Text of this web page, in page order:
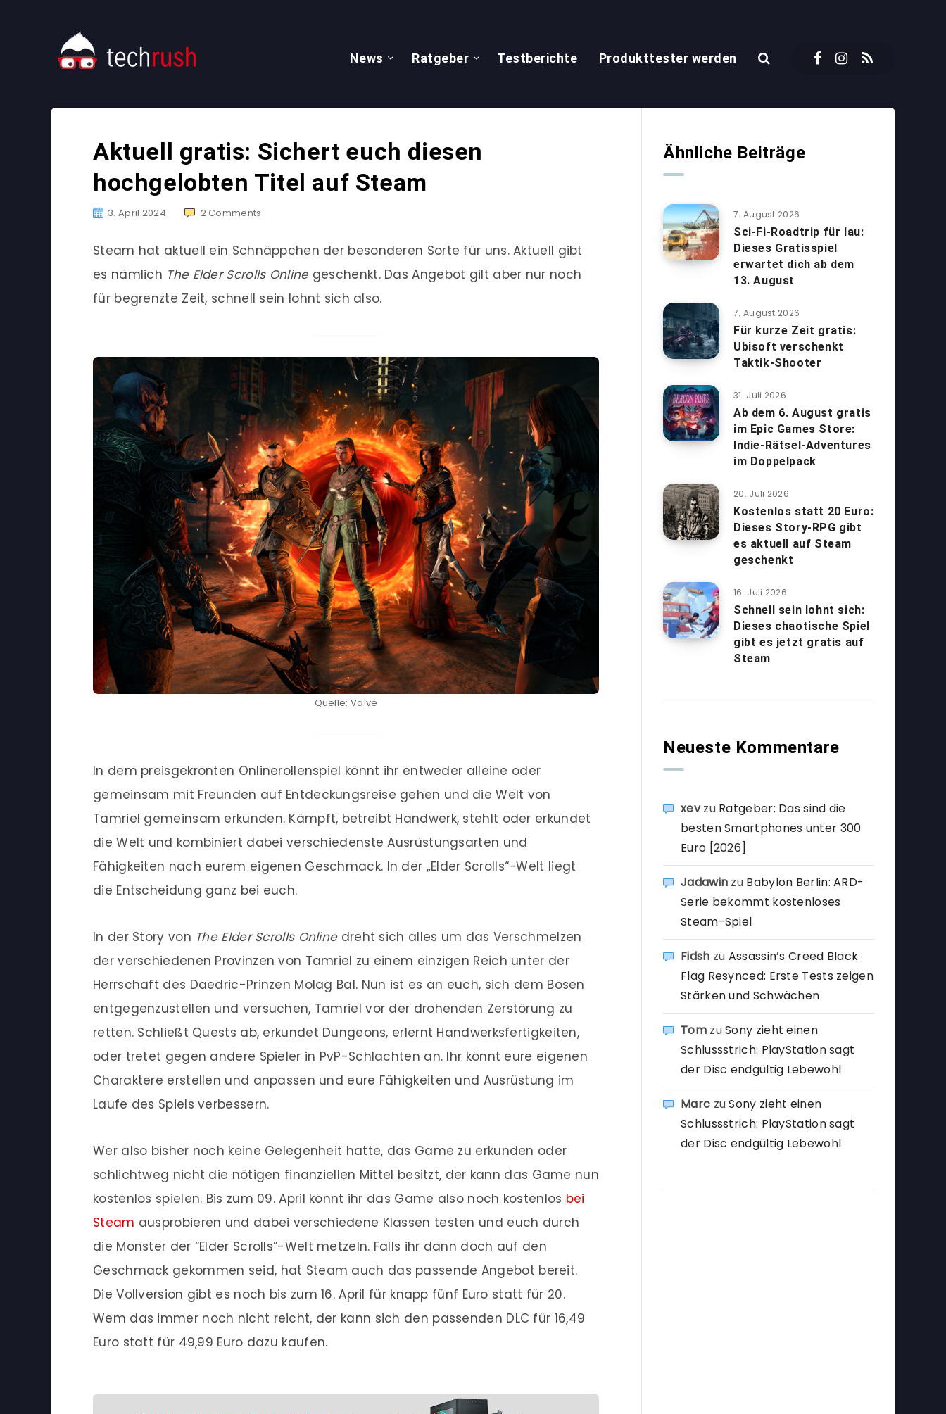
News Ratgeber Testberichte Produkttester werden
Aktuell gratis: Sichert euch diesen
hochgelobten Titel auf Steam
3. April 2024 2 Comments
Steam hat aktuell ein Schnäppchen der besonderen Sorte für uns. Aktuell gibt
es nämlich The Elder Scrolls Onlinegeschenkt. Das Angebot gilt aber nur noch
für begrenzte Zeit, schnell sein lohnt sich also.
Quelle: Valve
In dem preisgekrönten Onlinerollenspiel könnt ihr entweder alleine oder
gemeinsam mit Freunden auf Entdeckungsreise gehen und die Welt von
Tamriel gemeinsam erkunden. Kämpft, betreibt Handwerk, stehlt oder erkundet
die Welt und kombiniert dabei verschiedenste Ausrüstungsarten und
Fähigkeiten nach eurem eigenen Geschmack. In der „Elder Scrolls“-Welt liegt
die Entscheidung ganz bei euch.
In der Story von The Elder Scrolls Onlinedreht sich alles um das Verschmelzen
der verschiedenen Provinzen von Tamriel zu einem einzigen Reich unter der
Herrschaft des Daedric-Prinzen Molag Bal. Nun ist es an euch, sich dem Bösen
entgegenzustellen und versuchen, Tamriel vor der drohenden Zerstörung zu
retten. Schließt Quests ab, erkundet Dungeons, erlernt Handwerksfertigkeiten,
oder tretet gegen andere Spieler in PvP-Schlachten an. Ihr könnt eure eigenen
Charaktere erstellen und anpassen und eure Fähigkeiten und Ausrüstung im
Laufe des Spiels verbessern.
Wer also bisher noch keine Gelegenheit hatte, das Game zu erkunden oder
schlichtweg nicht die nötigen finanziellen Mittel besitzt, der kann das Game nun
kostenlos spielen. Bis zum 09. April könnt ihr das Game also noch kostenlos bei
Steam ausprobieren und dabei verschiedene Klassen testen und euch durch
die Monster der “Elder Scrolls”-Welt metzeln. Falls ihr dann doch auf den
Geschmack gekommen seid, hat Steam auch das passende Angebot bereit.
Die Vollversion gibt es noch bis zum 16. April für knapp fünf Euro statt für 20.
Wem das immer noch nicht reicht, der kann sich den passenden DLC für 16,49
Euro statt für 49,99 Euro dazu kaufen.
Ähnliche Beiträge
7. August 2026
Sci-Fi-Roadtrip für lau:
Dieses Gratisspiel
erwartet dich ab dem
13. August
7. August 2026
Für kurze Zeit gratis:
Ubisoft verschenkt
Taktik-Shooter
31. Juli 2026
Ab dem 6. August gratis
im Epic Games Store:
Indie-Rätsel-Adventures
im Doppelpack
20. Juli 2026
Kostenlos statt 20 Euro:
Dieses Story-RPG gibt
es aktuell auf Steam
geschenkt
16. Juli 2026
Schnell sein lohnt sich:
Dieses chaotische Spiel
gibt es jetzt gratis auf
Steam
Neueste Kommentare
xevzu Ratgeber: Das sind die
besten Smartphones unter 300
Euro [2026]
Jadawin zu Babylon Berlin: ARD-
Serie bekommt kostenloses
Steam-Spiel
Fidsh zu Assassin’s Creed Black
Flag Resynced: Erste Tests zeigen
Stärken und Schwächen
TomzuSony zieht einen
Schlussstrich: PlayStation sagt
der Disc endgültig Lebewohl
Marc zuSony zieht einen
Schlussstrich: PlayStation sagt
der Disc endgültig Lebewohl